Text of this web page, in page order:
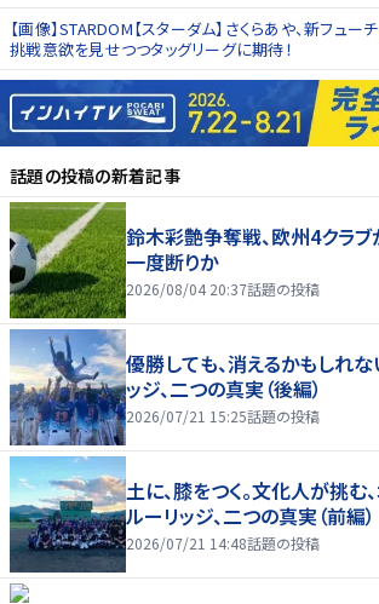
【画像】STARDOM【スターダム】さくらあや、新フュ
挑戦意欲を見せつつタッグリーグに期待！
話題の投稿の新着記事
鈴木彩艶争奪戦、欧州4クラ
一度断りか
2026/08/04 20:37話題の投稿
優勝しても、消えるかもしれな
ッジ、二つの真実（後編）
2026/07/21 15:25話題の投稿
土に、膝をつく。文化人が挑む
ルーリッジ、二つの真実（前編）
2026/07/21 14:48話題の投稿